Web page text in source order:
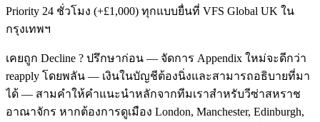
Priority 24 ชั่วโมง (+£1,000) ทุกแบบยื่นที่ VFS Global UK ใน
กรุงเทพฯ
เคยถูก Decline ? ปรึกษาก่อน — จัดการ Appendix ใหม่จะดีกว่า
reapply โดยพลัน — เงินในบัญชีต้องนิ่งและสามารถอธิบายที่มา
ได้ — สามคำให้คำแนะนำหลักจากทีมเราสำหรับวีซ่าสหราช
อาณาจักร หากต้องการดูเมือง London, Manchester, Edinburgh,